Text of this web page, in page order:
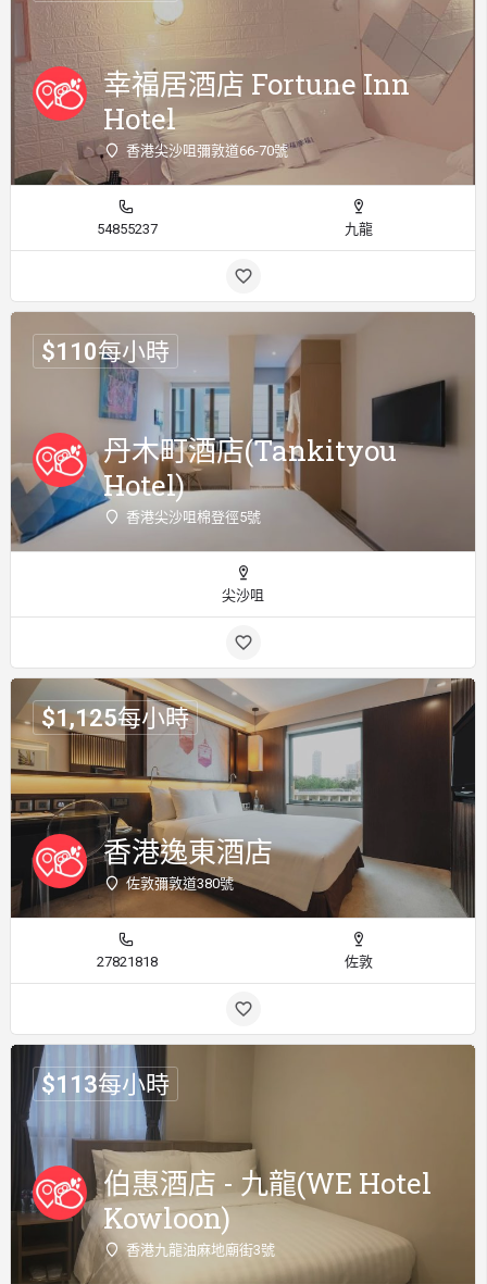
幸福居酒店 Fortune Inn
Hotel
香港尖沙咀彌敦道66-70號
54855237 九龍
丹木町酒店(Tankityou
Hotel)
香港尖沙咀棉登徑5號
$110每小時
尖沙咀
香港逸東酒店
佐敦彌敦道380號
$1,125每小時
27821818 佐敦
伯惠酒店 - 九龍(WE Hotel
Kowloon)
香港九龍油麻地廟街3號
$113每小時